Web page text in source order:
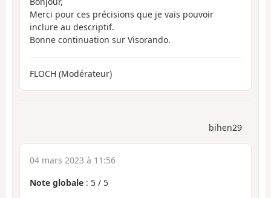
Merci pour ces précisions que je vais pouvoir
inclure au descriptif.
Bonne continuation sur Visorando.
FLOCH (Modérateur)
bihen29
04 mars 2023 à 11:56
Note globale : 5 / 5